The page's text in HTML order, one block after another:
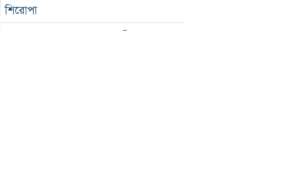
শিরোপা